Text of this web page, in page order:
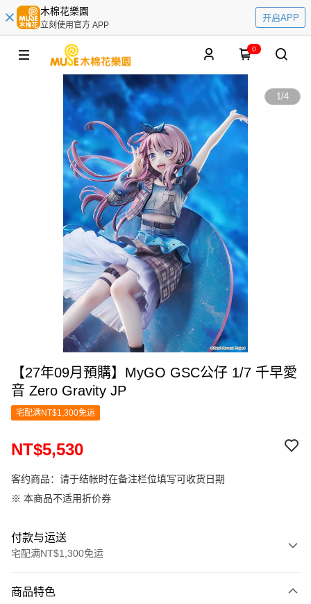
木棉花樂園
立刻使用官方 APP
开启APP
0
1/4
【27年09月預購】MyGO GSC公仔 1/7 千早愛
音 Zero Gravity JP
宅配满NT$1,300免运
NT$5,530
客约商品：请于结帐时在备注栏位填写可收货日期
※ 本商品不适用折价券
付款与运送
宅配满NT$1,300免运
信用卡一次付款
商品特色